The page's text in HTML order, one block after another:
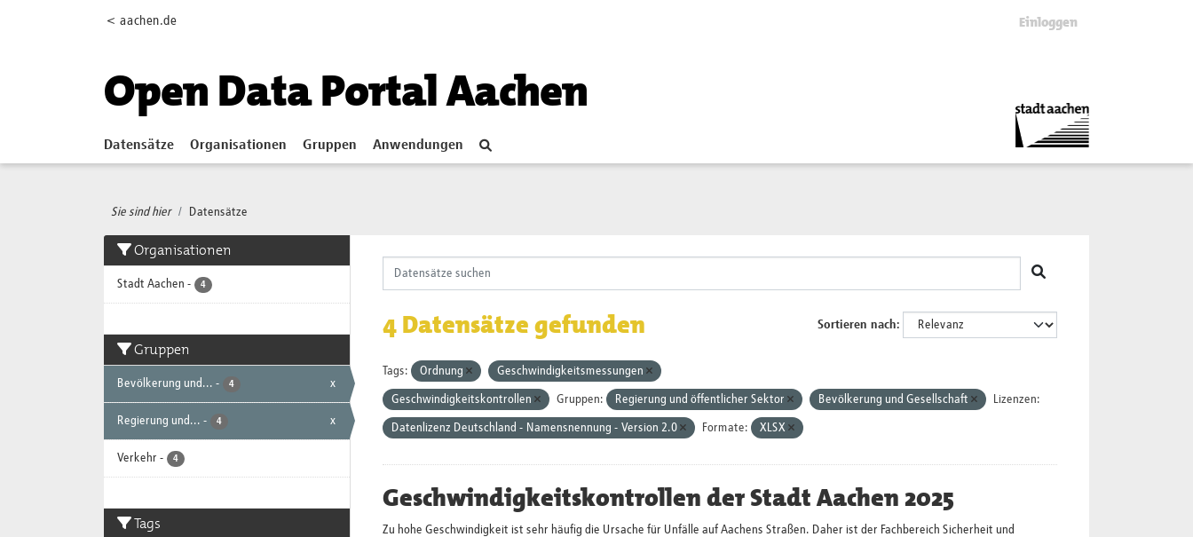
< aachen.de Einloggen
Open Data Portal Aachen
Datensätze Organisationen Gruppen Anwendungen
Sie sind hier Datensätze
Organisationen
Stadt Aachen - 4
Gruppen
Bevölkerung und... - 4 x
Regierung und... - 4 x
Verkehr - 4
Tags
Sortieren nach
4 Datensätze gefunden
Tags: Ordnung Geschwindigkeitsmessungen
Geschwindigkeitskontrollen Gruppen: Regierung und öffentlicher Sektor Bevölkerung und Gesellschaft Lizenzen:
Datenlizenz Deutschland - Namensnennung - Version 2.0 Formate: XLSX
Geschwindigkeitskontrollen der Stadt Aachen 2025
Zu hohe Geschwindigkeit ist sehr häufig die Ursache für Unfälle auf Aachens Straßen. Daher ist der Fachbereich Sicherheit und